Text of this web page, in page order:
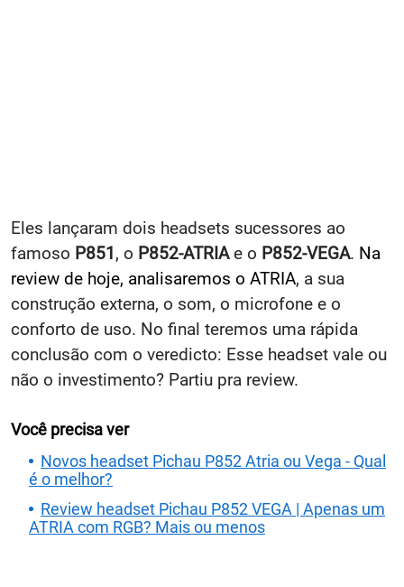
Eles lançaram dois headsets sucessores ao
famoso P851, o P852-ATRIAe o P852-VEGA. Na
review de hoje, analisaremos o ATRIA, a sua
construção externa, o som, o microfone e o
conforto de uso. No final teremos uma rápida
conclusão com o veredicto: Esse headset vale ou
não o investimento? Partiu pra review.
Você precisa ver
Novos headset Pichau P852 Atria ou Vega - Qual
é o melhor?
Review headset Pichau P852 VEGA | Apenas um
ATRIA com RGB? Mais ou menos